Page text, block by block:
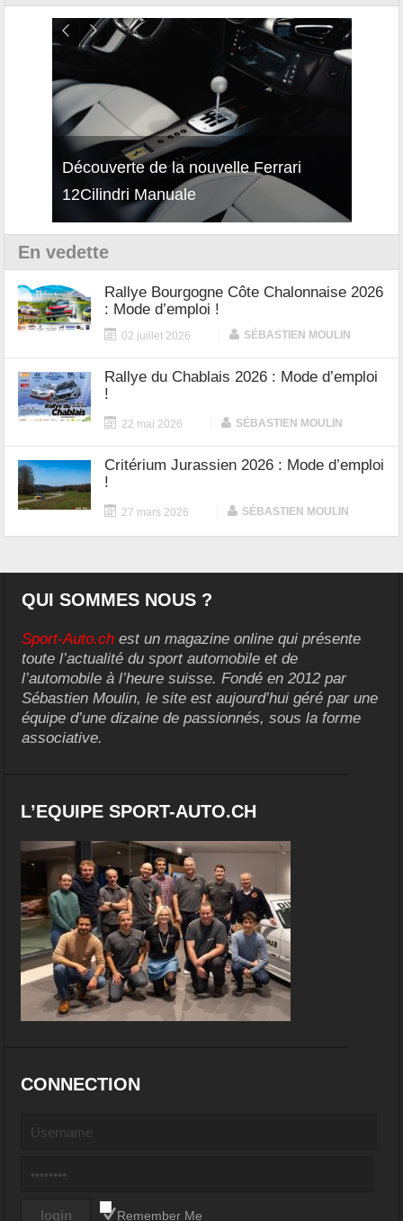
Découverte de la nouvelle Ferrari
12Cilindri Manuale
En vedette
Rallye Bourgogne Côte Chalonnaise 2026
: Mode d’emploi !
02 juillet 2026 SÉBASTIEN MOULIN
Rallye du Chablais 2026 : Mode d’emploi
!
22 mai 2026 SÉBASTIEN MOULIN
Critérium Jurassien 2026 : Mode d’emploi
!
27 mars 2026 SÉBASTIEN MOULIN
QUI SOMMES NOUS ?
Sport-Auto.ch est un magazine online qui présente
toute l’actualité du sport automobile et de
l’automobile à l’heure suisse. Fondé en 2012 par
Sébastien Moulin, le site est aujourd’hui géré par une
équipe d’une dizaine de passionnés, sous la forme
associative.
L’EQUIPE SPORT-AUTO.CH
CONNECTION
Remember Me